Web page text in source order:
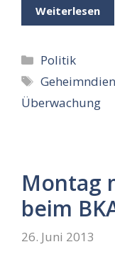
Weiterlesen
Kategorien
Politik
Schlagwörter
Überwachung
Montag
beim
26. Juni 2013